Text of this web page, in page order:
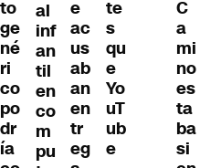
to
ge
né
ri
co
po
dr
ía
al
inf
an
til
en
co
m
pu
e
ac
us
ab
an
en
tr
eg
te
s
qu
e
Yo
uT
ub
e
C
a
mi
no
es
ta
ba
si